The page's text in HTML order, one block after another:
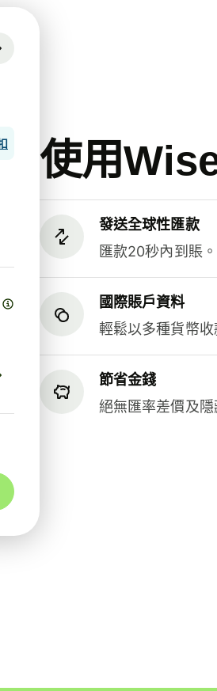
使用
發送全球性匯款
匯款20秒內到賬。
國際賬戶資料
輕鬆以多種貨幣
節省金錢
絕無匯率差價及